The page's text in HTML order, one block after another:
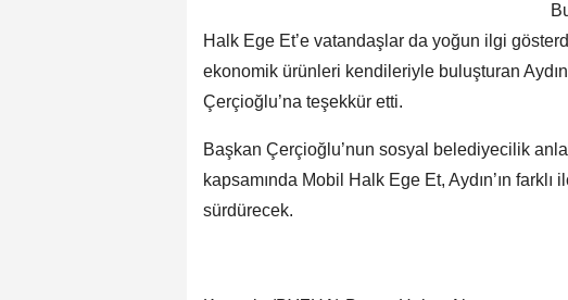
Halk Ege Et’e vatandaşlar da yoğun ilgi
ekonomik ürünleri kendileriyle buluşturan
Çerçioğlu’na teşekkür etti.
Başkan Çerçioğlu’nun sosyal belediyecilik
kapsamında Mobil Halk Ege Et, Aydın’ın
sürdürecek.